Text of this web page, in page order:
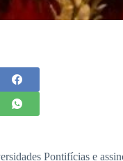
Pontifícias e